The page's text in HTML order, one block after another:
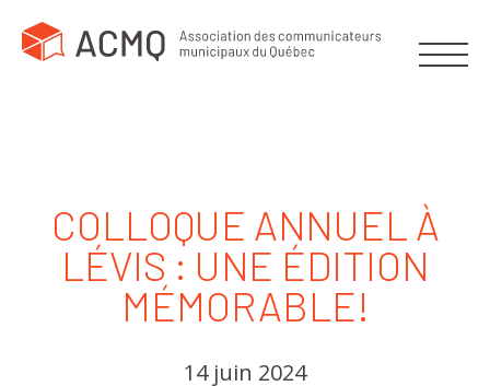
COLLOQUE ANNUEL À
LÉVIS : UNE ÉDITION
MÉMORABLE!
14 juin 2024